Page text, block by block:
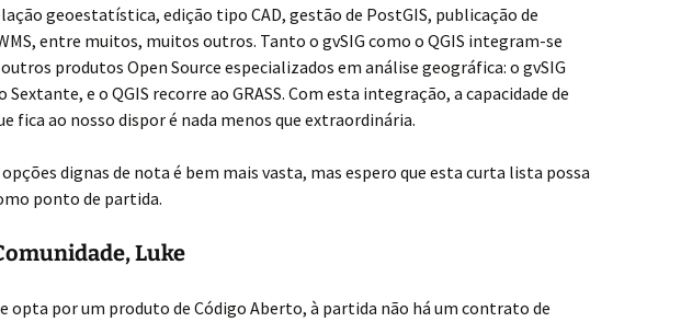
geoestatística, edição tipo CAD, gestão de PostGIS, publicação de
entre muitos, muitos outros. Tanto o gvSIG como o QGIS integram-se
produtos Open Source especializados em análise geográfica: o gvSIG
Sextante, e o QGIS recorre ao GRASS. Com esta integração, a capacidade de
fica ao nosso dispor é nada menos que extraordinária.
dignas de nota é bem mais vasta, mas espero que esta curta lista possa
ponto de partida.
Luke
opta por um produto de Código Aberto, à partida não há um contrato de